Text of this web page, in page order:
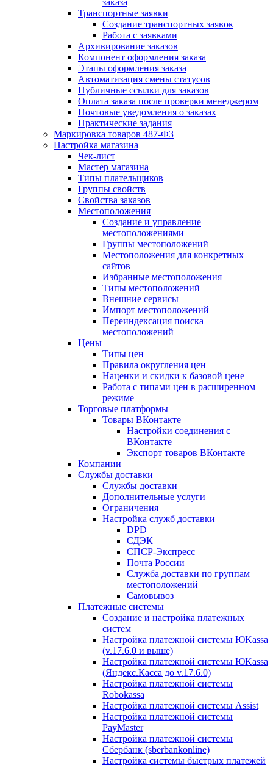
заказа
Транспортные заявки
Создание транспортных заявок
Работа с заявками
Архивирование заказов
Компонент оформления заказа
Этапы оформления заказа
Автоматизация смены статусов
Публичные ссылки для заказов
Оплата заказа после проверки менеджером
Почтовые уведомления о заказах
Практические задания
Маркировка товаров 487-ФЗ
Настройка магазина
Чек-лист
Мастер магазина
Типы плательщиков
Группы свойств
Свойства заказов
Местоположения
Создание и управление
местоположениями
Группы местоположений
Местоположения для конкретных
сайтов
Избранные местоположения
Типы местоположений
Внешние сервисы
Импорт местоположений
Переиндексация поиска
местоположений
Цены
Типы цен
Правила округления цен
Наценки и скидки к базовой цене
Работа с типами цен в расширенном
режиме
Торговые платформы
Товары ВКонтакте
Настройки соединения с
ВКонтакте
Экспорт товаров ВКонтакте
Компании
Службы доставки
Службы доставки
Дополнительные услуги
Ограничения
Настройка служб доставки
DPD
СДЭК
СПСР-Экспресс
Почта России
Служба доставки по группам
местоположений
Самовывоз
Платежные системы
Создание и настройка платежных
систем
Настройка платежной системы ЮKassa
(v.17.6.0 и выше)
Настройка платежной системы ЮKassa
(Яндекс.Касса до v.17.6.0)
Настройка платежной системы
Robokassa
Настройка платежной системы Assist
Настройка платежной системы
PayMaster
Настройка платежной системы
Сбербанк (sberbankonline)
Настройка системы быстрых платежей